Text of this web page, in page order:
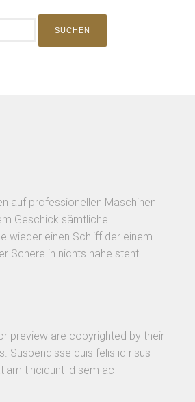
SUCHEN
auf professionellen Maschinen
Geschick sämtliche
wieder einen Schliff der einem
Schere in nichts nahe steht
preview are copyrighted by their
Suspendisse quis felis id risus
tincidunt id sem ac